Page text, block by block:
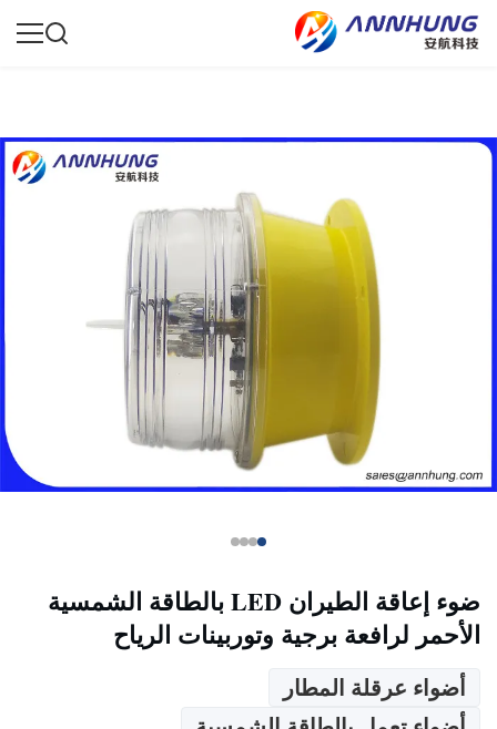
ضوء إعاقة الطيران LED بالطاقة الشمسية
الأحمر لرافعة برجية وتوربينات الرياح
أضواء عرقلة المطار